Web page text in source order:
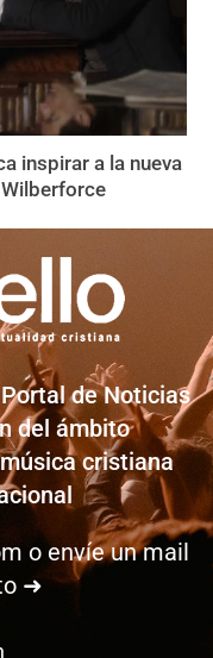
inspirar a la nueva
de Noticias
del ámbito
cristiana
o envíe un mail
➜